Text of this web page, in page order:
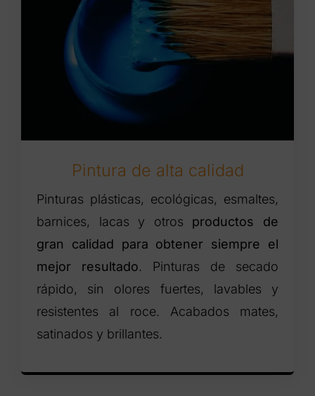
Pintura de alta calidad
Pinturas plásticas, ecológicas, esmaltes,
barnices, lacas y otros productos de
gran calidad para obtener siempre el
mejor resultado. Pinturas de secado
rápido, sin olores fuertes, lavables y
resistentes al roce. Acabados mates,
satinados y brillantes.